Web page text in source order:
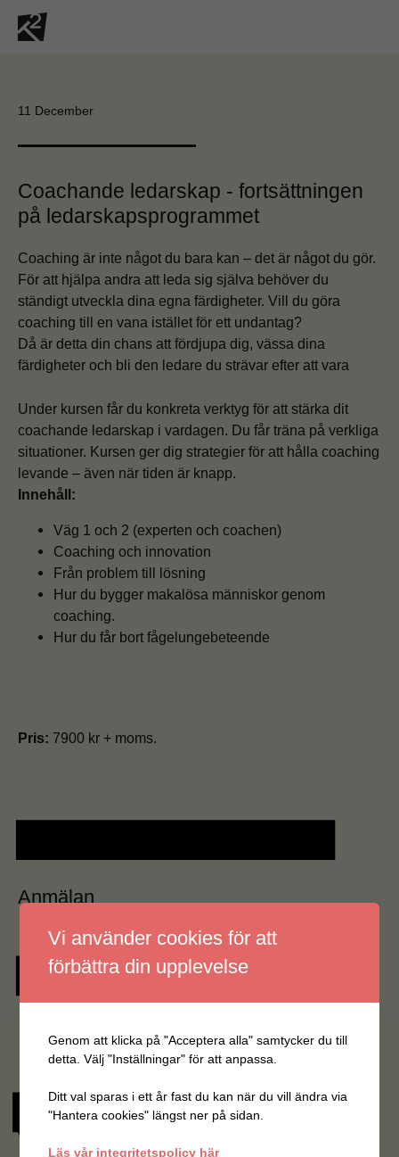
11 December
Coachande ledarskap - fortsättningen
på ledarskapsprogrammet
Coaching är inte något du bara kan – det är något du gör.
För att hjälpa andra att leda sig själva behöver du
ständigt utveckla dina egna färdigheter. Vill du göra
coaching till en vana istället för ett undantag?
Då är detta din chans att fördjupa dig, vässa dina
färdigheter och bli den ledare du strävar efter att vara
Under kursen får du konkreta verktyg för att stärka dit
coachande ledarskap i vardagen. Du får träna på verkliga
situationer. Kursen ger dig strategier för att hålla coaching
levande – även när tiden är knapp.
Innehåll:
Väg 1 och 2 (experten och coachen)
Coaching och innovation
Från problem till lösning
Hur du bygger makalösa människor genom
coaching.
Hur du får bort fågelungebeteende
Pris: 7900 kr + moms.
Anmälan
Vill du veta mer?
Vi använder cookies för att
förbättra din upplevelse
Genom att klicka på "Acceptera alla" samtycker du till
detta. Välj "Inställningar" för att anpassa.
Ditt val sparas i ett år fast du kan när du vill ändra via
"Hantera cookies" längst ner på sidan.
Läs vår integritetspolicy här